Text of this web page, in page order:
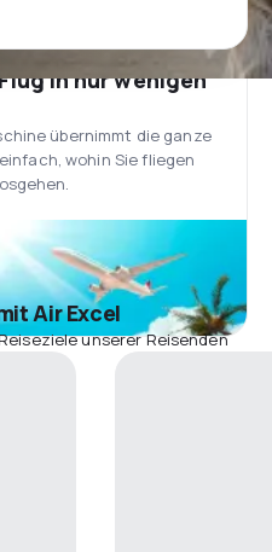
in nur wenigen
übernimmt die ganze
wohin Sie fliegen
Air Excel
unserer Reisenden